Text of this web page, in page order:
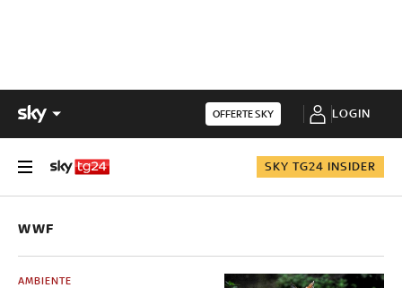
OFFERTE SKY LOGIN
SKY TG24 INSIDER
WWF
AMBIENTE